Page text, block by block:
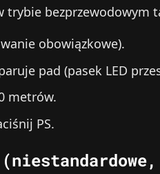
trybie bezprzewodowym
obowiązkowe).
pad (pasek LED
metrów.
PS.